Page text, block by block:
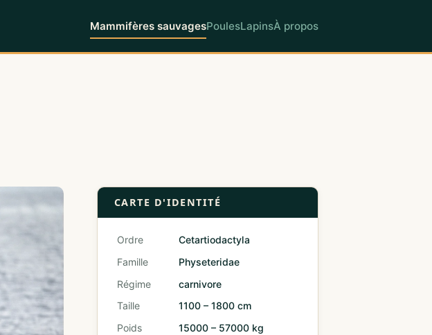
Mammifères sauvagesPoulesLapinsÀ propos
CARTE D'IDENTITÉ
Ordre
Cetartiodactyla
Famille
Physeteridae
Régime
carnivore
Taille
1100 – 1800 cm
Poids
15000 – 57000 kg